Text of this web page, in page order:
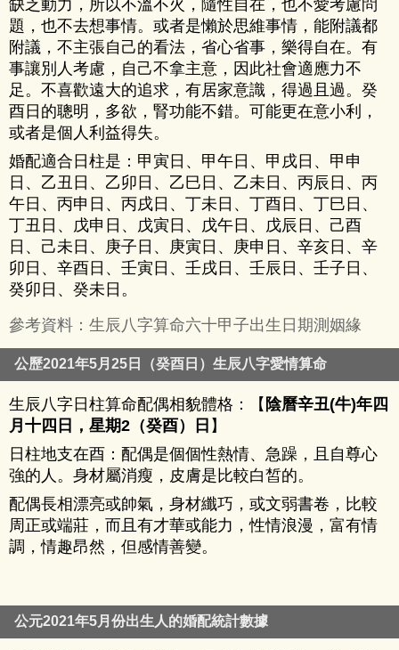
題，也不去想事情。或者是懶於思維事情，能附議都
附議，不主張自己的看法，省心省事，樂得自在。有
事讓別人考慮，自己不拿主意，因此社會適應力不
足。不喜歡遠大的追求，有居家意識，得過且過。癸
酉日的聰明，多欲，腎功能不錯。可能更在意小利，
或者是個人利益得失。
婚配適合日柱是：甲寅日、甲午日、甲戌日、甲申
日、乙丑日、乙卯日、乙巳日、乙未日、丙辰日、丙
午日、丙申日、丙戌日、丁未日、丁酉日、丁巳日、
丁丑日、戊申日、戊寅日、戊午日、戊辰日、己酉
日、己未日、庚子日、庚寅日、庚申日、辛亥日、辛
卯日、辛酉日、壬寅日、壬戌日、壬辰日、壬子日、
癸卯日、癸未日。
參考資料：生辰八字算命六十甲子出生日期測姻緣
公歷2021年5月25日（癸酉日）生辰八字愛情算命
生辰八字日柱算命配偶相貌體格：【陰曆辛丑(牛)年四
月十四日，星期2（癸酉）日】
日柱地支在酉：配偶是個個性熱情、急躁，且自尊心
強的人。身材屬消瘦，皮膚是比較白皙的。
配偶長相漂亮或帥氣，身材纖巧，或文弱書卷，比較
周正或端莊，而且有才華或能力，性情浪漫，富有情
調，情趣昂然，但感情善變。
公元2021年5月份出生人的婚配統計數據